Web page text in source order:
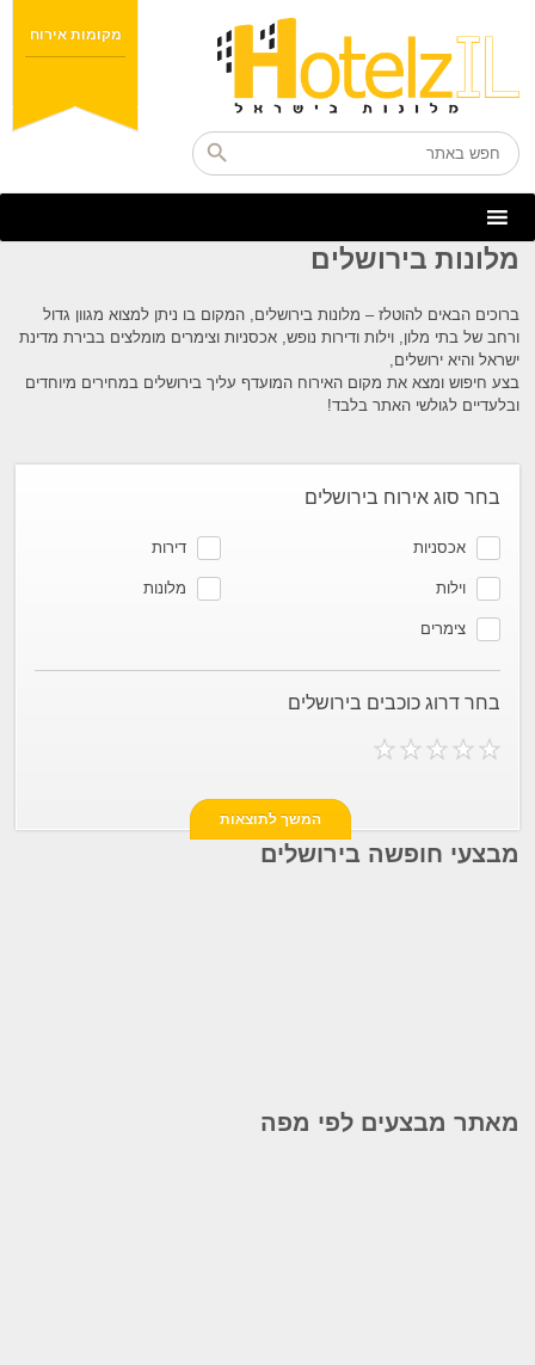
מקומות אירוח
מלונות בירושלים
ברוכים הבאים להוטלז – מלונות בירושלים, המקום בו ניתן למצוא מגוון גדול
ורחב של בתי מלון, וילות ודירות נופש, אכסניות וצימרים מומלצים בבירת מדינת
ישראל והיא ירושלים,
בצע חיפוש ומצא את מקום האירוח המועדף עליך בירושלים במחירים מיוחדים
ובלעדיים לגולשי האתר בלבד!
בחר סוג אירוח בירושלים
אכסניות דירות
וילות מלונות
צימרים
בחר דרוג כוכבים בירושלים
מבצעי חופשה בירושלים
מאתר מבצעים לפי מפה